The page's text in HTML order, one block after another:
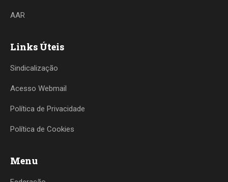
AAR
Links Úteis
Sindicalização
Acesso Webmail
Política de Privacidade
Política de Cookies
Menu